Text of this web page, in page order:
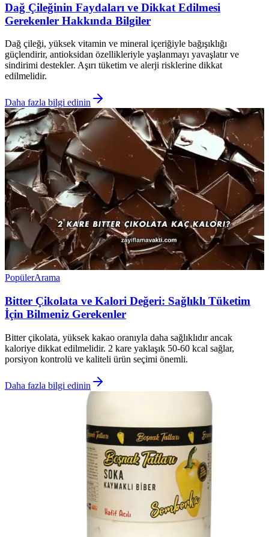
Dağ Çileğinin Faydaları ve Dikkat Edilmesi
Gerekenler Hakkında Bilgiler
Dağ çileği, yüksek vitamin ve mineral içeriğiyle bağışıklığı
güçlendirir, antioksidan özellikleriyle yaşlanmayı yavaşlatır ve
sindirimi destekler. Aşırı tüketim ve alerji risklerine dikkat
edilmelidir.
Daha fazla bilgi edinin
PopülerArama
Bitter Çikolata ve Kalori Değeri: Sağlıklı Tüketim
İçin Bilmeniz Gerekenler
Bitter çikolata, yüksek kakao oranıyla daha sağlıklıdır ancak
kaloriye dikkat edilmelidir. 2 kare yaklaşık 50-60 kcal sağlar,
porsiyon kontrolü ve kaliteli ürün seçimi önemli.
Daha fazla bilgi edinin